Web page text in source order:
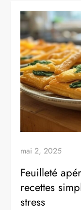
mai 2, 2025
Feuilleté
recettes
stress